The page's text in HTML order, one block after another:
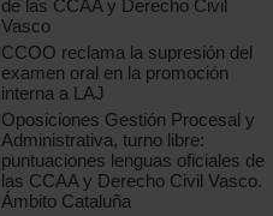
de las CCAA y Derecho Civil
Vasco
CCOO reclama la supresión del
examen oral en la promoción
interna a LAJ
Oposiciones Gestión Procesal y
Administrativa, turno libre:
puntuaciones lenguas oficiales de
las CCAA y Derecho Civil Vasco.
Ámbito Cataluña